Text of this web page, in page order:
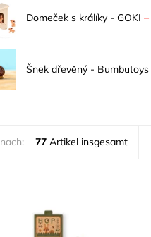
Domeček s králíky - GOKI –
Šnek dřevěný - Bumbutoys
77Artikel insgesamt